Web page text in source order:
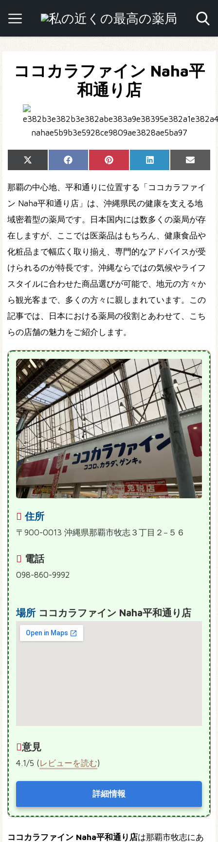
ココカラファイン Naha平
和通り店
Share
on
X
(Twitter)
Share
on
Facebook Share
on
Pinterest Share
on
LinkedIn
Share
on
Email
那覇の中心地、平和通りに位置する「ココカラファイ
ン Naha平和通り店」は、沖縄県民の健康を支える地
域密着型の薬局です。日本国内には数多くの薬局が存
在しますが、ここでは医薬品はもちろん、健康食品や
化粧品まで幅広く取り揃え、専門的なアドバイスが受
けられるのが特長です。沖縄ならではの気候やライフ
スタイルに合わせた商品選びが可能で、地元の方々か
ら観光客まで、多くの方々に親しまれています。この
記事では、日本における薬局の役割とあわせて、こち
らの店舗の魅力をご紹介します。
住所
〒900-0013 沖縄県那覇市牧志３丁目２−５６
電話
098-860-9992
場所 ココカラファイン Naha平和通り店
意見
4.1/5 (レビューを読む)
詳細情報
ココカラファイン Naha平和通り店は那覇市牧志にあ